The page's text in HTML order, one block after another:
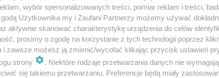
wybór spersonalizowanych treści, pomiar reklam i treści,
Użytkownika my i Zaufani Partnerzy możemy używać
aktywnie skanować charakterystykę urządzenia do celów
prosimy o zgodę na korzystanie z tych technologii poprzez
i zawsze możesz ją zmienić/wycofać klikając przycisk ustawień
strony
. Niektóre rodzaje przetwarzania danych nie
się takiemu przetwarzaniu. Preferencje będą miały